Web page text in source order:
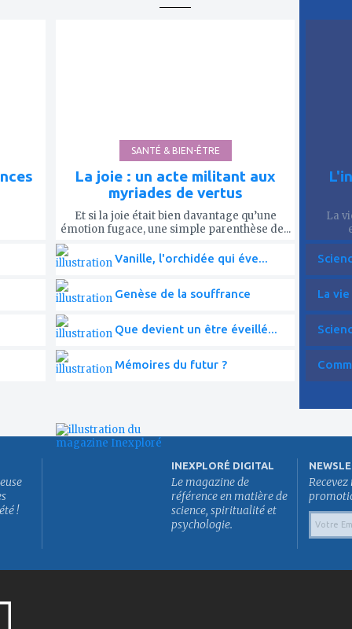
SANTÉ & BIEN-ÊTRE
La joie : un acte militant aux
myriades de vertus
Et si la joie était bien davantage qu’une
émotion fugace, une simple parenthèse de...
Vanille, l'orchidée qui éve...
Genèse de la souffrance
Que devient un être éveillé...
Mémoires du futur ?
La
La
!
INEXPLORÉ DIGITAL
Le magazine de
référence en matière de
science, spiritualité et
psychologie.